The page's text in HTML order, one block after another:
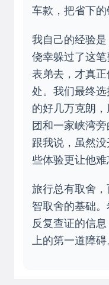
车款，把省下
我自己的经验是
侥幸躲过了这
表弟去，才真
处。我们最终
的好几万克朗
团和一家峡湾
跟我说，虽然
些体验更让他难
旅行总有取舍
智取舍的基础
反复查证的信
上的第一道障碍